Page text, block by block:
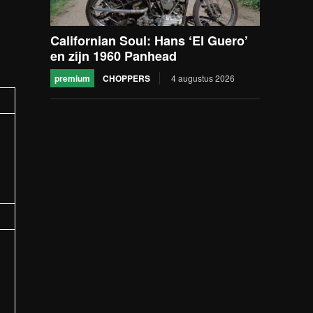
Californian Soul: Hans ‘El Guero’
en zijn 1960 Panhead
premium CHOPPERS 4 augustus 2026